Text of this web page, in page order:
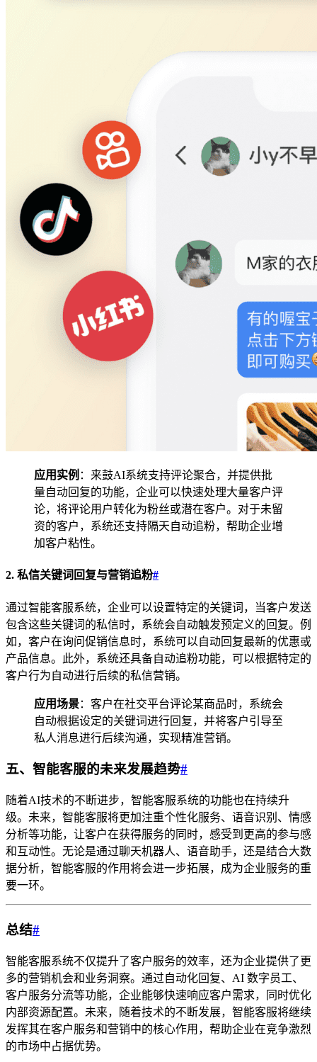
应用实例 ：来鼓AI系统支持评论聚合，并提供批
量自动回复的功能，企业可以快速处理大量客户评
论，将评论用户转化为粉丝或潜在客户。对于未留
资的客户，系统还支持隔天自动追粉，帮助企业增
加客户粘性。
2. 私信关键词回复与营销追粉#
通过智能客服系统，企业可以设置特定的关键词，当客户发送
包含这些关键词的私信时，系统会自动触发预定义的回复。例
如，客户在询问促销信息时，系统可以自动回复最新的优惠或
产品信息。此外，系统还具备自动追粉功能，可以根据特定的
客户行为自动进行后续的私信营销。
应用场景：客户在社交平台评论某商品时，系统会
自动根据设定的关键词进行回复，并将客户引导至
私人消息进行后续沟通，实现精准营销。
五、智能客服的未来发展趋势#
随着AI技术的不断进步，智能客服系统的功能也在持续升
级。未来，智能客服将更加注重个性化服务、语音识别、情感
分析等功能，让客户在获得服务的同时，感受到更高的参与感
和互动性。无论是通过聊天机器人、语音助手，还是结合大数
据分析，智能客服的作用将会进一步拓展，成为企业服务的重
要一环。
总结#
智能客服系统不仅提升了客户服务的效率，还为企业提供了更
多的营销机会和业务洞察。通过自动化回复、AI 数字员工、
客户服务分流等功能，企业能够快速响应客户需求，同时优化
内部资源配置。未来，随着技术的不断发展，智能客服将继续
发挥其在客户服务和营销中的核心作用，帮助企业在竞争激烈
的市场中占据优势。